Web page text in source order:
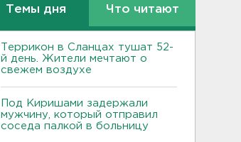
Темы дня Что читают
Террикон в Сланцах тушат 52-
й день. Жители мечтают о
свежем воздухе
Под Киришами задержали
мужчину, который отправил
соседа палкой в больницу